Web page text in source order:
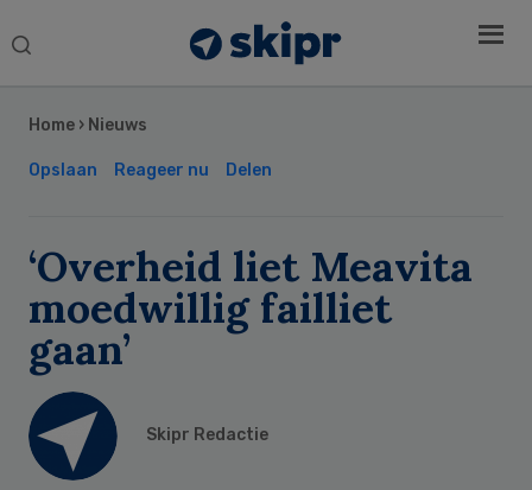
Search
Home › Nieuws
Opslaan Reageer nu Delen
‘Overheid liet Meavita
moedwillig failliet
gaan’
Skipr Redactie
Sidebar